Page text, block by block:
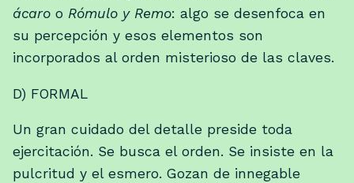
ácaro o Rómulo y Remo: algo se desenfoca en
su percepción y esos elementos son
incorporados al orden misterioso de las claves.
D) FORMAL
Un gran cuidado del detalle preside toda
ejercitación. Se busca el orden. Se insiste en la
pulcritud y el esmero. Gozan de innegable